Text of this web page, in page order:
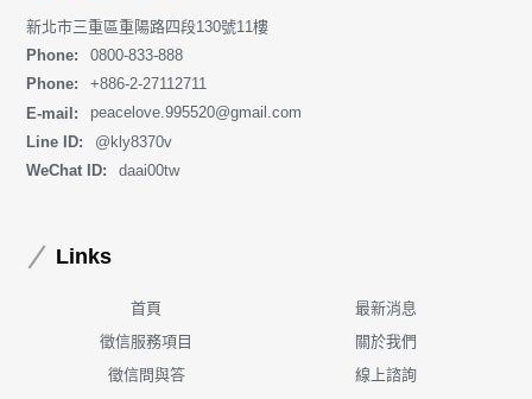
新北市三重區重陽路四段130號11樓
Phone:
0800-833-888
Phone:
+886-2-27112711
E-mail:
peacelove.995520@gmail.com
Line ID:
@kly8370v
WeChat ID:
daai00tw
Links
首頁
最新消息
徵信服務項目
關於我們
徵信問與答
線上諮詢